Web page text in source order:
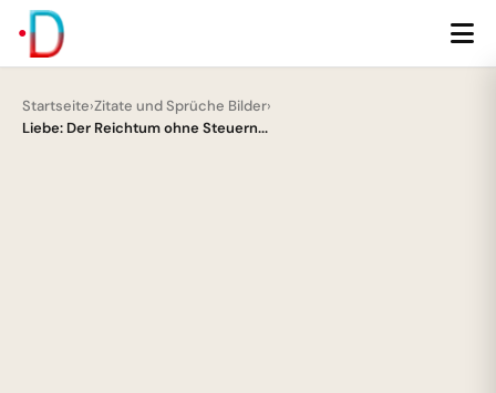
Startseite›Zitate und Sprüche Bilder›
Liebe: Der Reichtum ohne Steuern...